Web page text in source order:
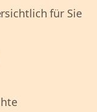
für Sie